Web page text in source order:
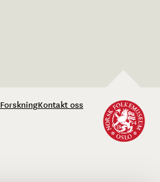
ForskningKontakt oss